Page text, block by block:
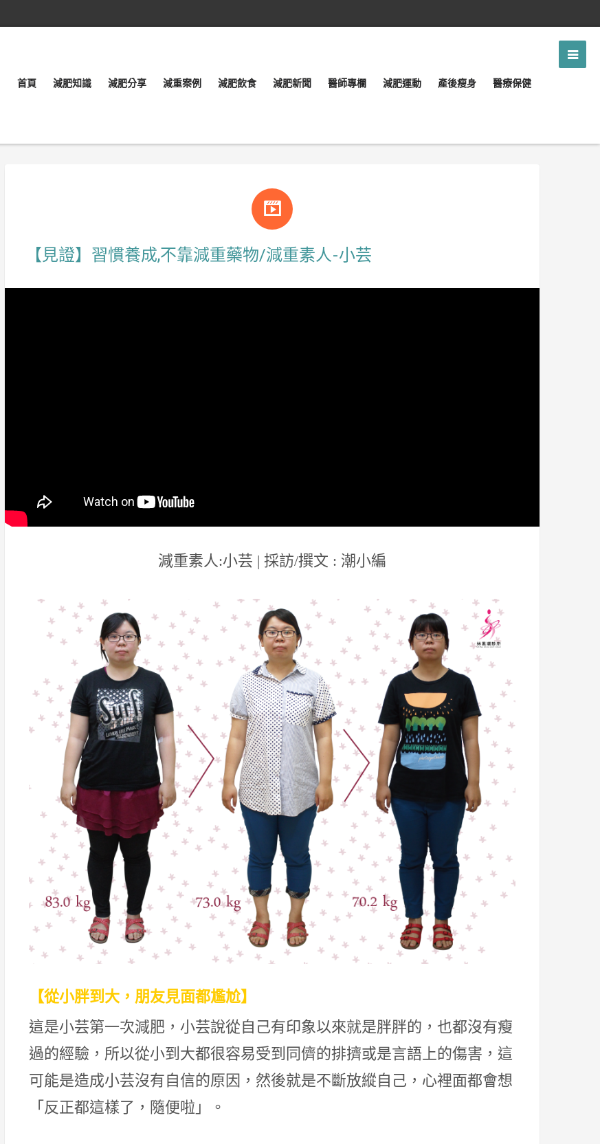
首頁 減肥知識 減肥分享 減重案例 減肥飲食 減肥新聞 醫師專欄 減肥運動 產後瘦身 醫療保健
【見證】習慣養成,不靠減重藥物/減重素人-小芸
減重素人:小芸 | 採訪/撰文 : 潮小編
【從小胖到大，朋友見面都尷尬】
這是小芸第一次減肥，小芸說從自己有印象以來就是胖胖的，也都沒有瘦
過的經驗，所以從小到大都很容易受到同儕的排擠或是言語上的傷害，這
可能是造成小芸沒有自信的原因，然後就是不斷放縱自己，心裡面都會想
「反正都這樣了，隨便啦」。